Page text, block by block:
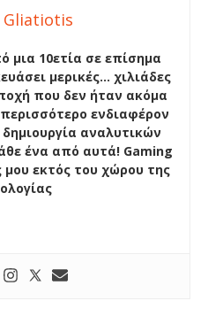
Gliatiotis
μια 10ετία σε επίσημα
μερικές… χιλιάδες
που δεν ήταν ακόμα
ενδιαφέρον
αναλυτικών
ένα από αυτά! Gaming
μου εκτός του χώρου της